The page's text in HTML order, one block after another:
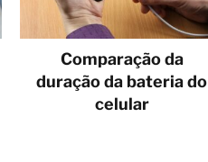
Comparação da
duração da bateria do
celular